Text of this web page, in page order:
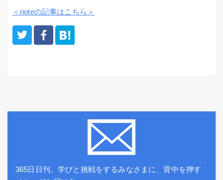
＜noteの記事はこちら＞
365日日刊。学びと挑戦をするみなさまに、背中を押す